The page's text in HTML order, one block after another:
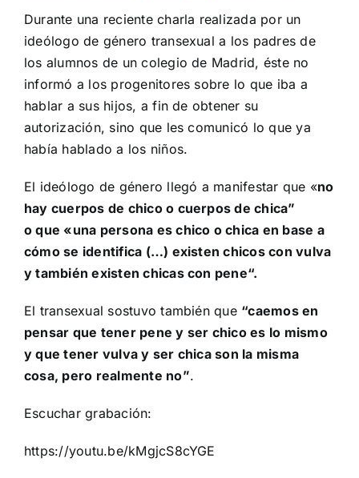
Durante una reciente charla realizada por un
ideólogo de género transexual a los padres de
los alumnos de un colegio de Madrid, éste no
informó a los progenitores sobre lo que iba a
hablar a sus hijos, a fin de obtener su
autorización, sino que les comunicó lo que ya
había hablado a los niños.
El ideólogo de género llegó a manifestar que «no
hay cuerpos de chico o cuerpos de chica”
o que «una persona es chico o chica en base a
cómo se identifica (…) existen chicos con vulva
y también existen chicas con pene“.
El transexual sostuvo también que “caemos en
pensar que tener pene y ser chico es lo mismo
y que tener vulva y ser chica son la misma
cosa, pero realmente no”.
Escuchar grabación:
https://youtu.be/kMgjcS8cYGE